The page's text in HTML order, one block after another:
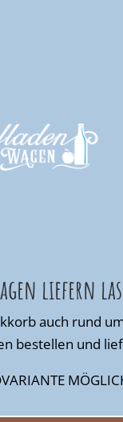
liefern
auch rund
bestellen und